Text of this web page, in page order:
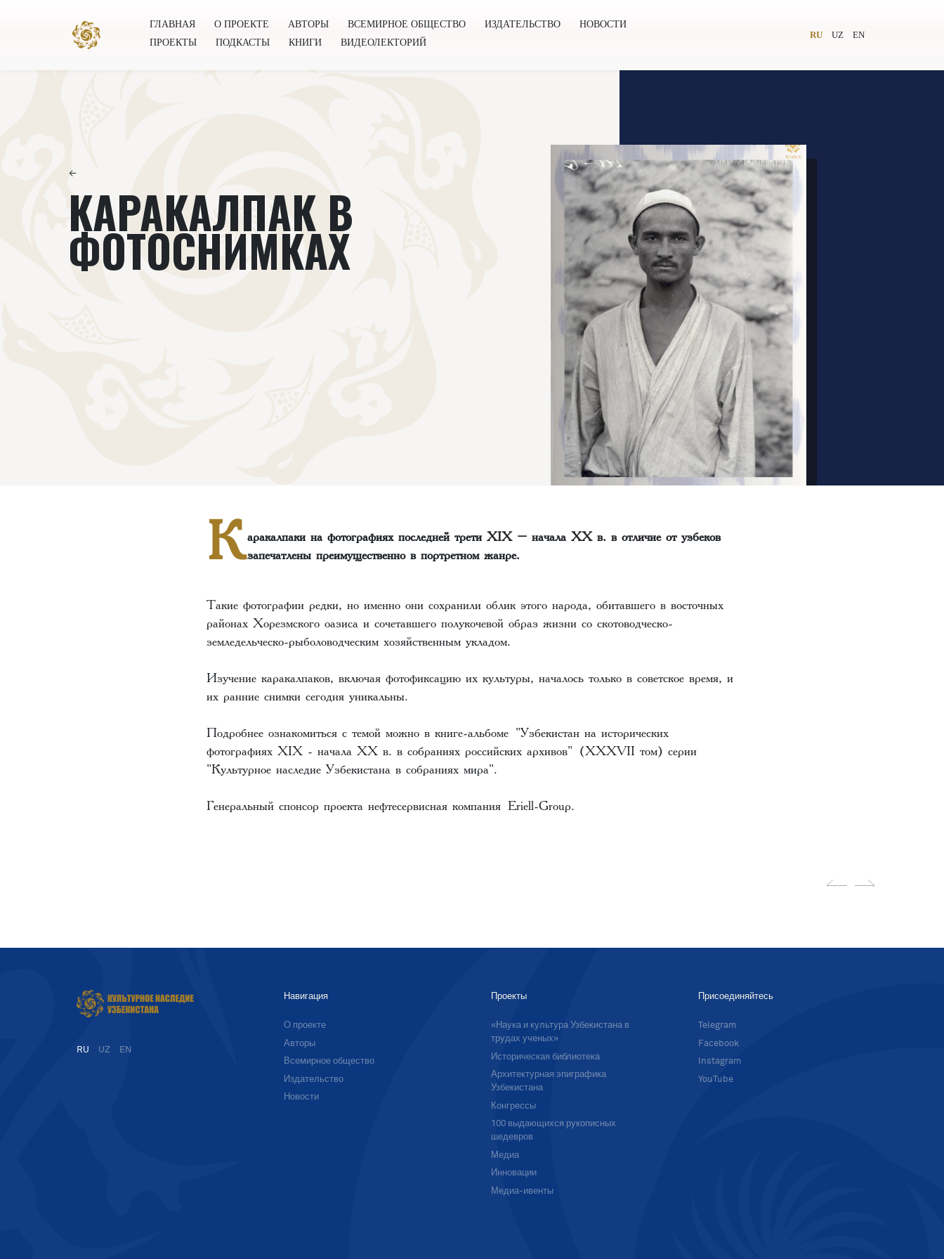
ГЛАВНАЯ О ПРОЕКТЕ АВТОРЫ ВСЕМИРНОЕ ОБЩЕСТВО ИЗДАТЕЛЬСТВО
НОВОСТИ
ПРОЕКТЫ
ПОДКАСТЫ КНИГИ ВИДЕОЛЕКТОРИЙ
RU UZ EN
←
КАРАКАЛПАК В
ФОТОСНИМКАХ
Каракалпаки на фотографиях последней трети XIX – начала ХХ в. в отличие от узбеков
запечатлены преимущественно в портретном жанре.
Такие фотографии редки, но именно они сохранили облик этого народа, обитавшего в восточных
районах Хорезмского оазиса и сочетавшего полукочевой образ жизни со скотоводческо-
земледельческо-рыболоводческим хозяйственным укладом.
Изучение каракалпаков, включая фотофиксацию их культуры, началось только в советское время, и
их ранние снимки сегодня уникальны.
Подробнее ознакомиться с темой можно в книге-альбоме "Узбекистан на исторических
фотографиях XIX - начала XX в. в собраниях российских архивов" (XXXVII том) серии
"Культурное наследие Узбекистана в собраниях мира".
Генеральный спонсор проекта нефтесервисная компания Eriell-Group.
RU UZ EN
Навигация
О проекте
Авторы
Всемирное общество
Издательство
Новости
Проекты
«Наука и культура Узбекистана в
трудах ученых»
Историческая библиотека
Архитектурная эпиграфика
Узбекистана
Конгрессы
100 выдающихся рукописных
шедевров
Медиа
Инновации
Медиа-ивенты
Присоединяйтесь
Telegram
Facebook
Instagram
YouTube